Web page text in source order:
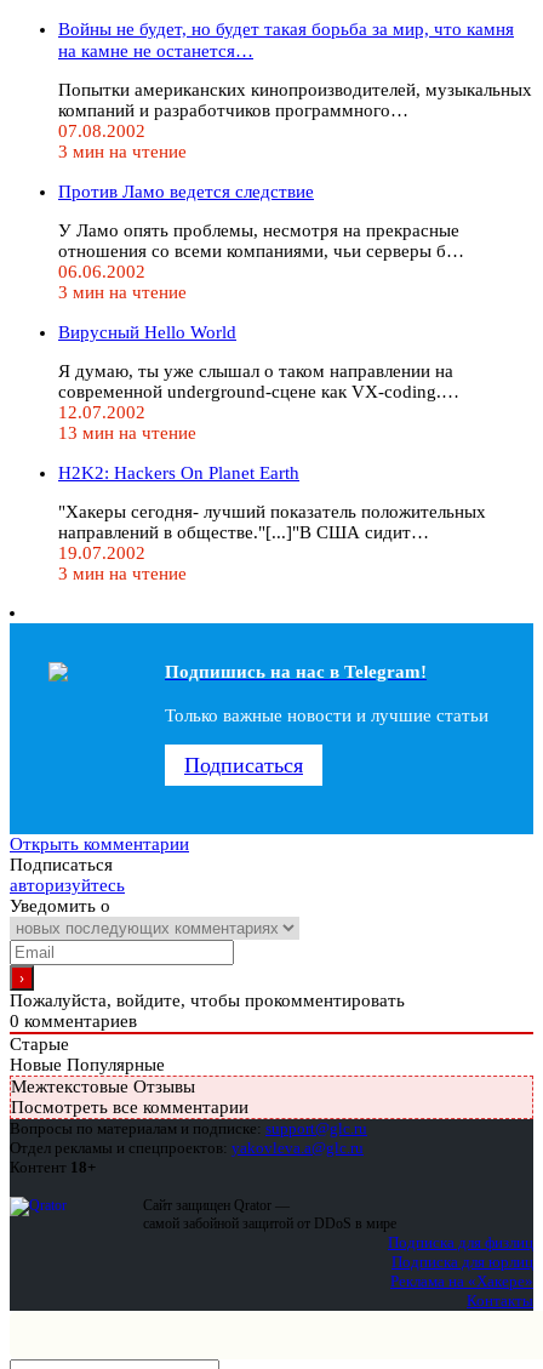
Войны не будет, но будет такая борьба за мир, что камня
на камне не останется…
Попытки американских кинопроизводителей, музыкальных
компаний и разработчиков программного…
07.08.2002
3 мин на чтение
Против Ламо ведется следствие
У Ламо опять проблемы, несмотря на прекрасные
отношения со всеми компаниями, чьи серверы б…
06.06.2002
3 мин на чтение
Вирусный Hello World
Я думаю, ты уже слышал о таком направлении на
современной underground-сцене как VX-coding.…
12.07.2002
13 мин на чтение
H2K2: Hackers On Planet Earth
"Хакеры сегодня- лучший показатель положительных
направлений в обществе."[...]"В США сидит…
19.07.2002
3 мин на чтение
Подпишись на наc в Telegram!
Только важные новости и лучшие статьи
Подписаться
Открыть комментарии
Подписаться
авторизуйтесь
Уведомить о
Пожалуйста, войдите, чтобы прокомментировать
0 комментариев
Старые
Новые Популярные
Межтекстовые Отзывы
Посмотреть все комментарии
Вопросы по материалам и подписке: support@glc.ru
Отдел рекламы и спецпроектов: yakovleva.a@glc.ru
Контент 18+
Сайт защищен Qrator —
самой забойной защитой от DDoS в мире
Подписка для физлиц
Подписка для юрлиц
Реклама на «Хакере»
Контакты